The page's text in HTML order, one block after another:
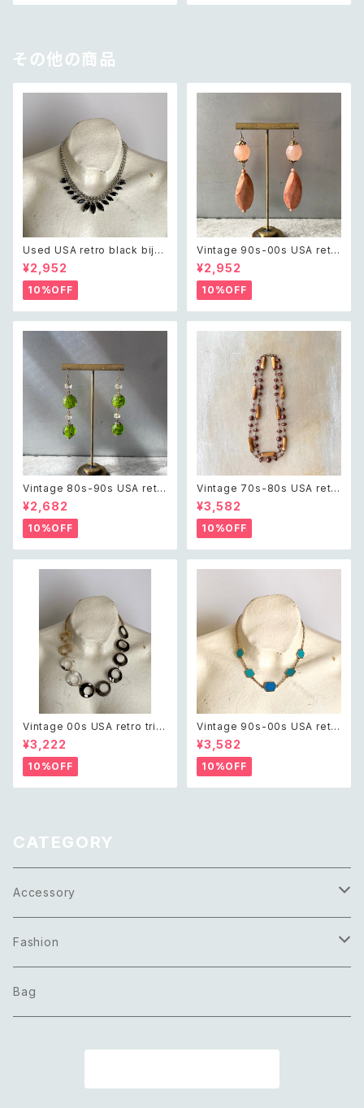
その他の商品
Used USA retro black bijo
u necklace レトロ アメリカ ユ
ーズド アクセサリー ブラック ビ
ジュー ネックレス
¥2,952
10%OFF
Vintage 90s-00s USA retr
o pink×gold marble beads
pierce レトロ アメリカ ヴィン
テージ アクセサリー ピンク×ゴ
ールド マーブル ビーズ ピアス/
イヤリング
¥2,952
10%OFF
Vintage 80s-90s USA retr
o green glass beads pierc
e レトロ アメリカ ヴィンテージ
アクセサリー グリーン 緑 ガラス
ビーズ ピアス/イヤリング
¥2,682
10%OFF
Vintage 70s-80s USA retr
o classical beads necklac
e レトロ アメリカ ヴィンテージ
アクセサリー クラシカル ビーズ
2連 ネックレス
¥3,582
10%OFF
Vintage 00s USA retro tripl
e color chain necklace レト
ロ アメリカ ヴィンテージ アクセ
サリー トリプルカラー チェーン
ネックレス
¥3,222
10%OFF
Vintage 90s-00s USA retr
o blue bicolor enamel hex
agon design necklace レト
ロ アメリカ ヴィンテージ アクセ
サリー ブルー バイカラー エナメ
ル ヘキサゴン デザイン ネックレ
¥3,582
10%OFF
CATEGORY
Accessory
Necklace
Pierce
Fashion
Tops
Bag